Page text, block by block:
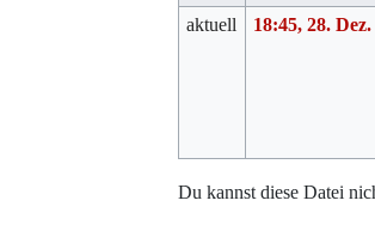
aktuell
18:45, 28.
Du kannst diese Datei